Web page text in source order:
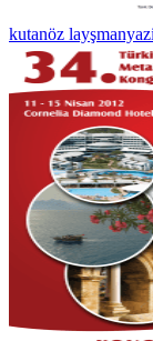
kutanöz